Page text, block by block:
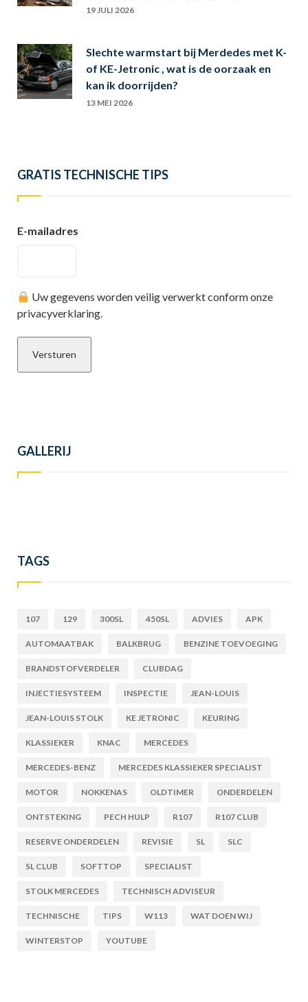
19 JULI 2026
Slechte warmstart bij Merdedes met K-
of KE-Jetronic , wat is de oorzaak en
kan ik doorrijden?
13 MEI 2026
GRATIS TECHNISCHE TIPS
E-mailadres
Uw gegevens worden veilig verwerkt conform onze
privacyverklaring.
GALLERIJ
TAGS
107 129 300SL 450SL ADVIES APK
AUTOMAATBAK BALKBRUG BENZINE TOEVOEGING
BRANDSTOFVERDELER CLUBDAG
INJECTIESYSTEEM INSPECTIE JEAN-LOUIS
JEAN-LOUIS STOLK KE JETRONIC KEURING
KLASSIEKER KNAC MERCEDES
MERCEDES-BENZ MERCEDES KLASSIEKER SPECIALIST
MOTOR NOKKENAS OLDTIMER ONDERDELEN
ONTSTEKING PECH HULP R107 R107 CLUB
RESERVE ONDERDELEN REVISIE SL SLC
SL CLUB SOFTTOP SPECIALIST
STOLK MERCEDES TECHNISCH ADVISEUR
TECHNISCHE TIPS W113 WAT DOEN WIJ
WINTERSTOP YOUTUBE